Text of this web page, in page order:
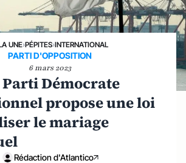
UNE›PÉPITES›INTERNATIONAL
PARTI D'OPPOSITION
6 mars 2023
Parti Démocrate
propose une loi
le mariage
Rédaction d'Atlantico